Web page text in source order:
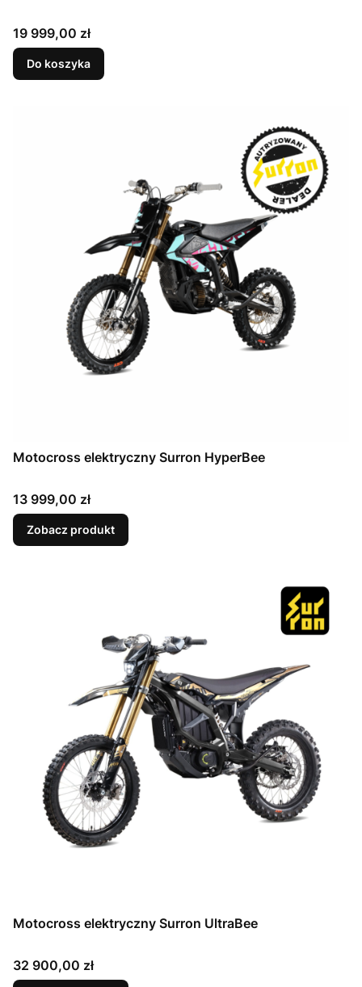
Cena
19 999,00 zł
Do koszyka
Motocross elektryczny Surron HyperBee
Cena
13 999,00 zł
Zobacz produkt
Motocross elektryczny Surron UltraBee
Cena
32 900,00 zł